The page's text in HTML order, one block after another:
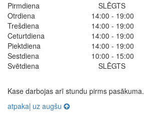
Pirmdiena
SLĒGTS
Otrdiena
14:00 - 19:00
Trešdiena
14:00 - 19:00
Ceturtdiena
14:00 - 19:00
Piektdiena
14:00 - 19:00
Sestdiena
10:00 - 15:00
Svētdiena
SLĒGTS
Kase darbojas arī stundu pirms pasākuma.
atpakaļ uz augšu